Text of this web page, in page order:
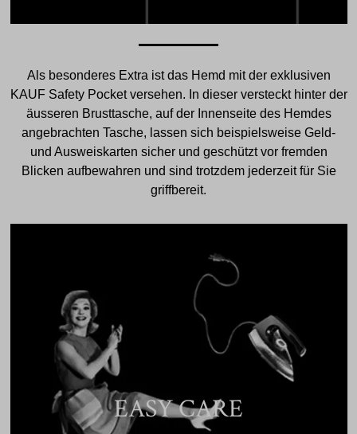
Als besonderes Extra ist das Hemd mit der exklusiven
KAUF Safety Pocket versehen. In dieser versteckt hinter der
äusseren Brusttasche, auf der Innenseite des Hemdes
angebrachten Tasche, lassen sich beispielsweise Geld-
und Ausweiskarten sicher und geschützt vor fremden
Blicken aufbewahren und sind trotzdem jederzeit für Sie
griffbereit.
EASY CARE